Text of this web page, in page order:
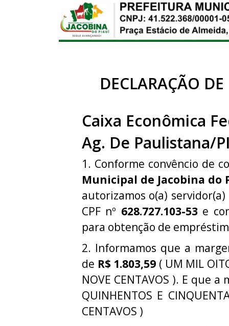
DECLARAÇÃO
Caixa Econômica
Ag. De Paulistana/
1. Conforme convêncio de
Municipal de Jacobina do
autorizamos o(a) servidor(a)
CPF nº 628.727.103-53e
para obtenção de
2. Informamos que a
de R$ 1.803,59 ( UM MIL
NOVE CENTAVOS ). E que
QUINHENTOS E
CENTAVOS )